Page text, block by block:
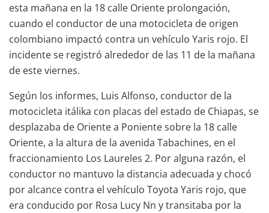
esta mañana en la 18 calle Oriente prolongación,
cuando el conductor de una motocicleta de origen
colombiano impactó contra un vehículo Yaris rojo. El
incidente se registró alrededor de las 11 de la mañana
de este viernes.
Según los informes, Luis Alfonso, conductor de la
motocicleta itálika con placas del estado de Chiapas, se
desplazaba de Oriente a Poniente sobre la 18 calle
Oriente, a la altura de la avenida Tabachines, en el
fraccionamiento Los Laureles 2. Por alguna razón, el
conductor no mantuvo la distancia adecuada y chocó
por alcance contra el vehículo Toyota Yaris rojo, que
era conducido por Rosa Lucy Nn y transitaba por la